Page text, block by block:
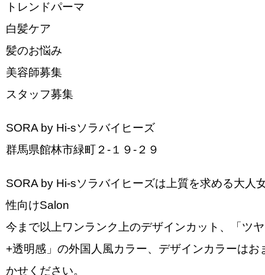
トレンドパーマ
白髪ケア
髪のお悩み
美容師募集
スタッフ募集
SORA by Hi-sソラバイヒーズ
群馬県館林市緑町２-１９-２９
SORA by Hi-sソラバイヒーズは上質を求める大人
性向けSalon
今まで以上ワンランク上のデザインカット、「ツヤ
+透明感」の外国人風カラー、デザインカラーはお
かせください。